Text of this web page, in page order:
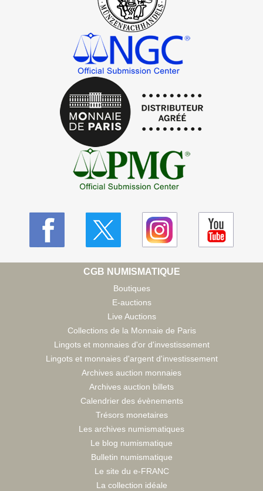
CGB NUMISMATIQUE
Boutiques
E-auctions
Live Auctions
Collections de la Monnaie de Paris
Lingots et monnaies d'or d'investissement
Lingots et monnaies d'argent d'investissement
Archives auction monnaies
Archives auction billets
Calendrier des évènements
Trésors monetaires
Les archives numismatiques
Le blog numismatique
Bulletin numismatique
Le site du e-FRANC
La collection idéale